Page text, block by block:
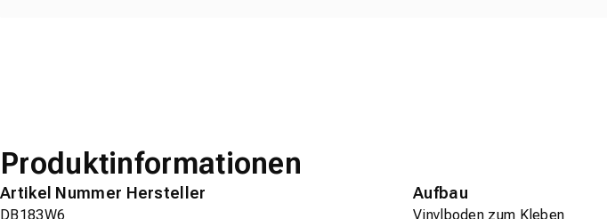
Produktinformationen
Artikel Nummer Hersteller
DB183W6
Aufbau
Vinylboden zum Kleben